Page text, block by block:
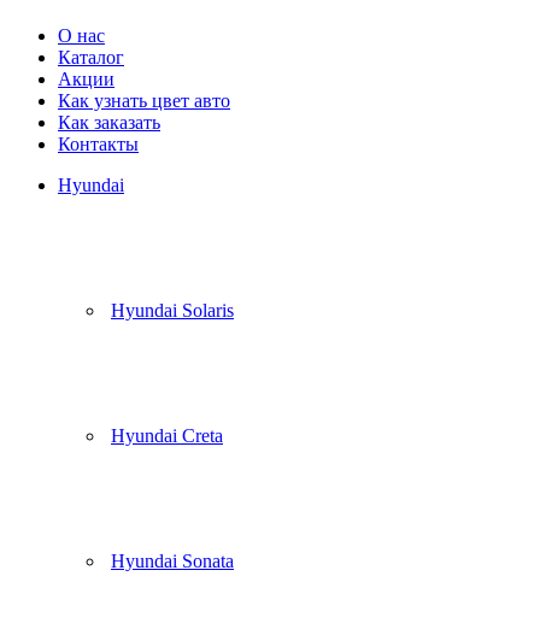
О нас
Каталог
Акции
Как узнать цвет авто
Как заказать
Контакты
Hyundai
Hyundai Solaris
Hyundai Creta
Hyundai Sonata